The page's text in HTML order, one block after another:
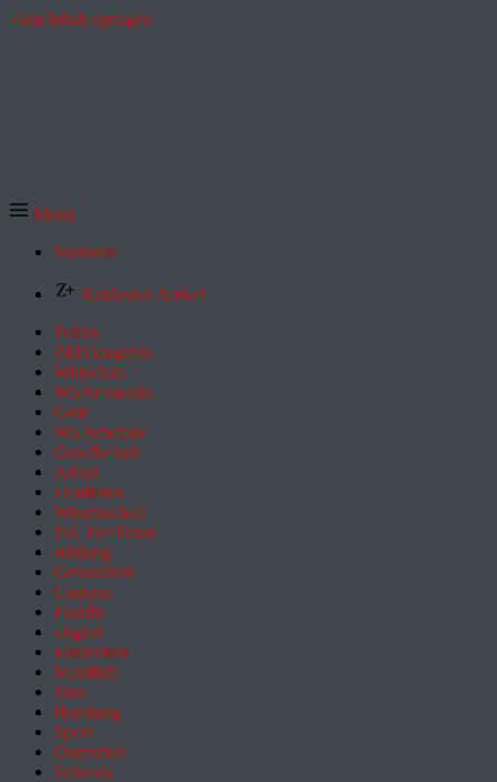
Zum Inhalt springen
Menü
Startseite
Exklusive Artikel
Politik
ZEITmagazin
Wirtschaft
Wochenmarkt
Geld
Wochenende
Gesellschaft
Arbeit
Feuilleton
Wissenschaft
Pol. Feuilleton
Bildung
Gesundheit
Campus
Familie
Digital
Entdecken
Mobilität
Sinn
Hamburg
Sport
Österreich
Schweiz